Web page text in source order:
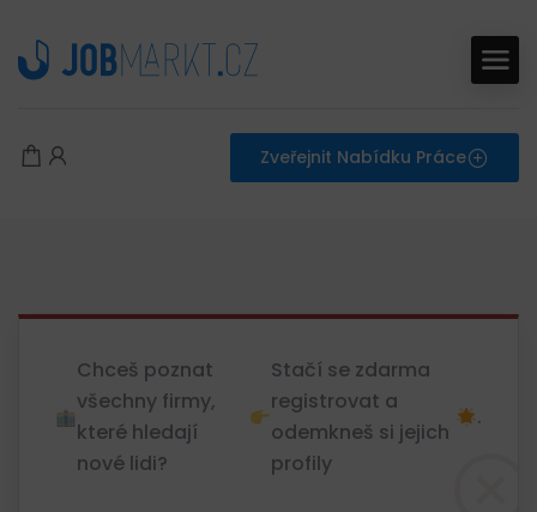
Zveřejnit Nabídku Práce
Chceš poznat
všechny firmy,
které hledají
nové lidi?
Stačí se zdarma
registrovat a
odemkneš si jejich
profily
.